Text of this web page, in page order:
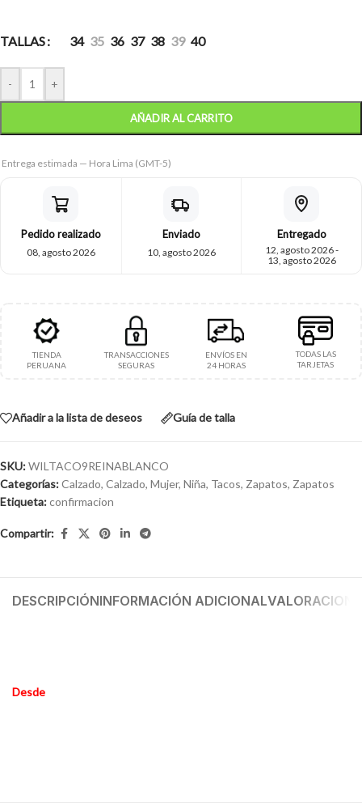
TALLAS 34 35 36 37 38 39 40
- +
AÑADIR AL CARRITO
Entrega estimada — Hora Lima (GMT-5)
Pedido realizado
08, agosto 2026
Enviado
10, agosto 2026
Entregado
12, agosto 2026 -
13, agosto 2026
TIENDA
PERUANA
TRANSACCIONES
SEGURAS
ENVÍOS EN
24 HORAS
TODAS LAS
TARJETAS
Añadir a la lista de deseos Guía de talla
SKU:WILTACO9REINABLANCO
Categorías:Calzado, Calzado, Mujer, Niña, Tacos, Zapatos, Zapatos
Etiqueta:confirmacion
Compartir:
DESCRIPCIÓNINFORMACIÓN ADICIONAL
Desde